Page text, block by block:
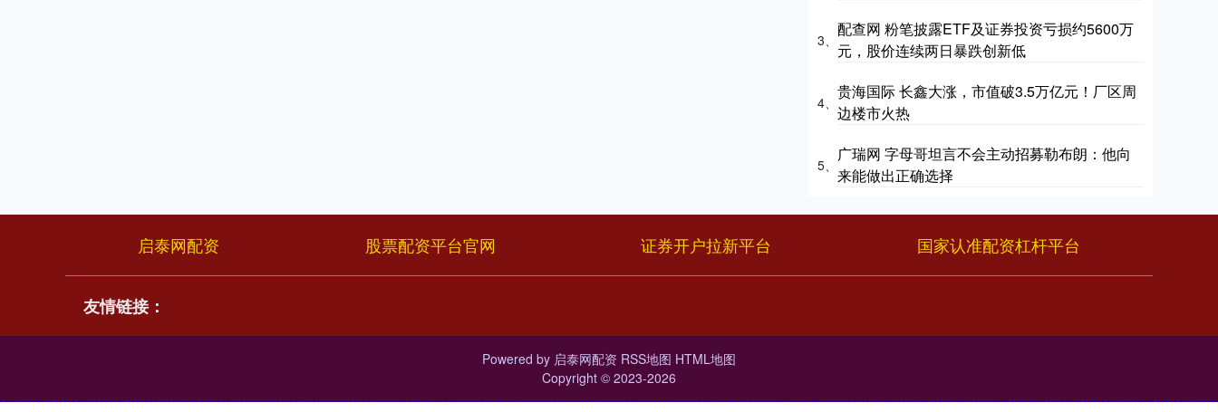
3、
配查网 粉笔披露ETF及证券投资亏损约5600万
元，股价连续两日暴跌创新低
4、
贵海国际 长鑫大涨，市值破3.5万亿元！厂区周
边楼市火热
5、
广瑞网 字母哥坦言不会主动招募勒布朗：他向
来能做出正确选择
启泰网配资 股票配资平台官网 证券开户拉新平台 国家认准配资杠杆平台
友情链接：
Powered by 启泰网配资 RSS地图 HTML地图
Copyright © 2023-2026